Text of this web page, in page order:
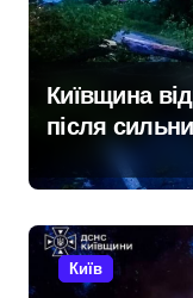
Київщина
після
понад 18
залишились
Київ